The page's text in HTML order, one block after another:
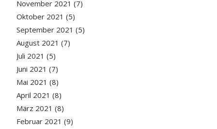
November 2021 (7)
Oktober 2021 (5)
September 2021 (5)
August 2021 (7)
Juli 2021 (5)
Juni 2021 (7)
Mai 2021 (8)
April 2021 (8)
März 2021 (8)
Februar 2021 (9)